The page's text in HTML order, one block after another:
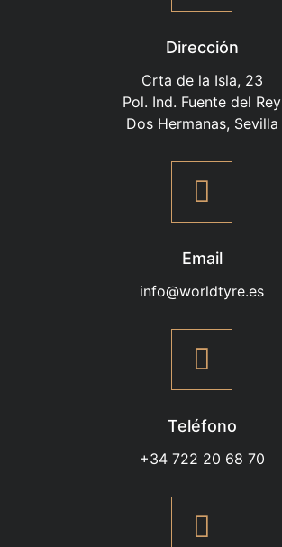
Dirección
Crta de la Isla, 23
Pol. Ind. Fuente del Rey
Dos Hermanas, Sevilla
Email
info@worldtyre.es
Teléfono
+34 722 20 68 70